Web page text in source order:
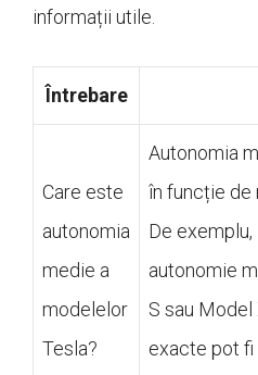
informații utile.
Întrebare
Care este
autonomia
medie a
modelelor
Tesla?
Autonomia
în funcție de
De
autonomie
S sau
exacte pot fi